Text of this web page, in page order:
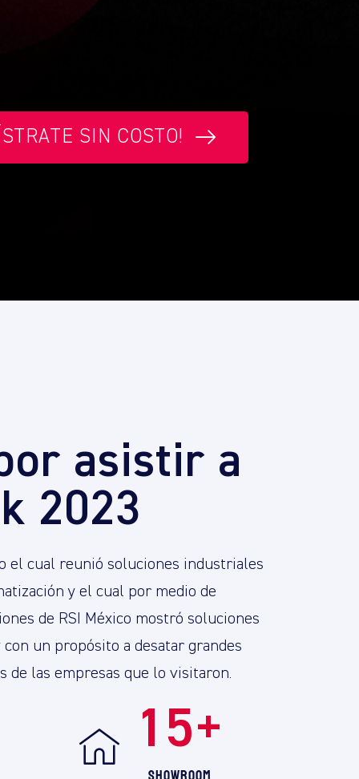
SIN COSTO!
asistir a
2023
el cual reunió soluciones industriales
y el cual por medio de
de RSI México mostró soluciones
un propósito a desatar grandes
de las empresas que lo visitaron.
15+